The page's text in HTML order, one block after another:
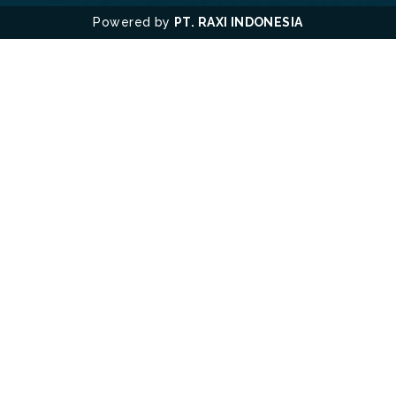
Powered by PT. RAXI INDONESIA